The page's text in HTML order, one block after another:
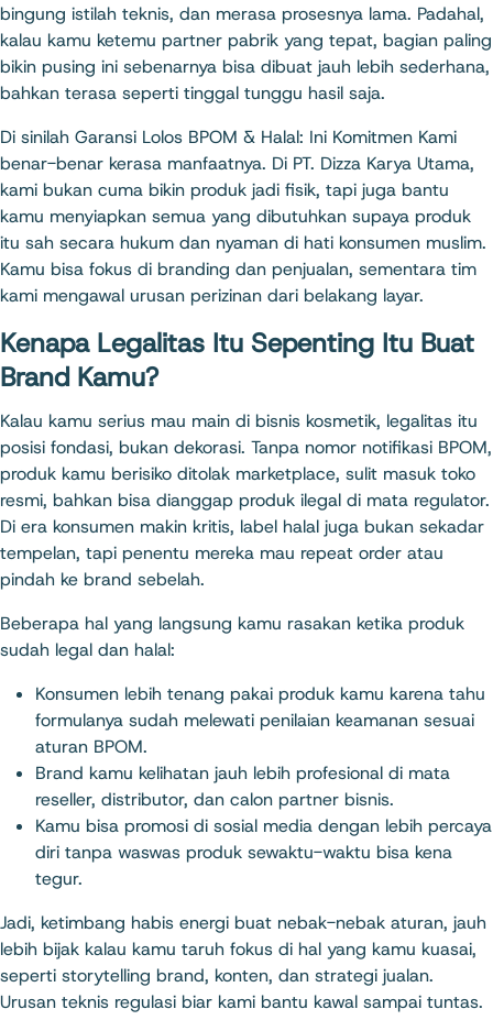
bingung istilah teknis, dan merasa prosesnya lama. Padahal,
kalau kamu ketemu partner pabrik yang tepat, bagian paling
bikin pusing ini sebenarnya bisa dibuat jauh lebih sederhana,
bahkan terasa seperti tinggal tunggu hasil saja.
Di sinilah Garansi Lolos BPOM & Halal: Ini Komitmen Kami
benar-benar kerasa manfaatnya. Di PT. Dizza Karya Utama,
kami bukan cuma bikin produk jadi fisik, tapi juga bantu
kamu menyiapkan semua yang dibutuhkan supaya produk
itu sah secara hukum dan nyaman di hati konsumen muslim.
Kamu bisa fokus di branding dan penjualan, sementara tim
kami mengawal urusan perizinan dari belakang layar.
Kenapa Legalitas Itu Sepenting Itu Buat
Brand Kamu?
Kalau kamu serius mau main di bisnis kosmetik, legalitas itu
posisi fondasi, bukan dekorasi. Tanpa nomor notifikasi BPOM,
produk kamu berisiko ditolak marketplace, sulit masuk toko
resmi, bahkan bisa dianggap produk ilegal di mata regulator.
Di era konsumen makin kritis, label halal juga bukan sekadar
tempelan, tapi penentu mereka mau repeat order atau
pindah ke brand sebelah.
Beberapa hal yang langsung kamu rasakan ketika produk
sudah legal dan halal:
Konsumen lebih tenang pakai produk kamu karena tahu
formulanya sudah melewati penilaian keamanan sesuai
aturan BPOM.
Brand kamu kelihatan jauh lebih profesional di mata
reseller, distributor, dan calon partner bisnis.
Kamu bisa promosi di sosial media dengan lebih percaya
diri tanpa waswas produk sewaktu-waktu bisa kena
tegur.
Jadi, ketimbang habis energi buat nebak-nebak aturan, jauh
lebih bijak kalau kamu taruh fokus di hal yang kamu kuasai,
seperti storytelling brand, konten, dan strategi jualan.
Urusan teknis regulasi biar kami bantu kawal sampai tuntas.